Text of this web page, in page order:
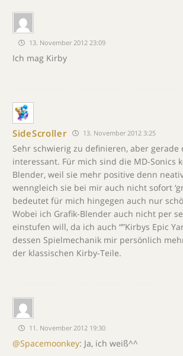
13. November 2012 23:09
Ich mag Kirby
SideScroller 13. November 2012 3:25
Sehr schwierig zu definieren, aber gerade
interessant. Für mich sind die MD-Sonics
Blender, weil sie mehr positive denn
wenngleich sie bei mir auch nicht sofort
bedeutet für mich hingegen auch nur
Wobei ich Grafik-Blender auch nicht per
einstufen will, da ich auch “”Kirbys Epic
dessen Spielmechanik mir persönlich
der klassischen Kirby-Teile.
11. November 2012 19:30
@Spacemoonkey: Ja, ich weiß^^